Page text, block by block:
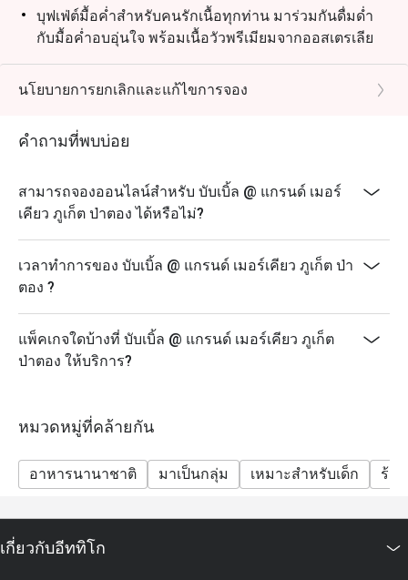
สถานที่: ห้องอาหาร Bubbles, Grand Mercure Phuket
Patong Resort and Villas
บุฟเฟ่ต์มื้อค่ำสำหรับคนรักเนื้อทุกท่าน มาร่วมกันดื่มด่ำ
กับมื้อค่ำอบอุ่นใจ พร้อมเนื้อวัวพรีเมียมจากออสเตรเลีย
ย่างอย่างพิถีพิถัน, ซีฟู้ดสดใหม่บนน้ำแข็ง, เมนูอินเดีย
รสชาติจัดจ้าน และซูชิ & ซาชิมิสดใหม่ ทุกอย่างเพียง
วันที่: ทุกวันพุธ
เวลา: 18:00 – 22:00 น.
ราคา: 890 บาทสุทธิ/ท่าน
ส่วนลดอีททิโกสามารถใช้ได้กับเมนูบุฟเฟ่ต์เท่านั้น ไม่
ราคาสุทธิรวมภาษีและค่าบริการแล้ว
เด็กอายุ 4–12 ปี รับส่วนลด 50% เด็กอายุต่ำกว่า 4 ปี รับ
(Seafood Night), วันพุธ (Let's Meat Wednesday) และวัน
ศุกร์ (Grand Seafood Buffet)
แนะนำให้สำรองที่นั่งล่วงหน้า โดยเฉพาะสำหรับกลุ่ม
ใหญ่
รายการอาหารอาจมีการเปลี่ยนแปลงตามฤดูกาลและ
วัตถุดิบสด
นโยบายการยกเลิกและแก้ไขการจอง
คำถามที่พบบ่อย
สามารถจองออนไลน์สำหรับ บับเบิ้ล @ แกรนด์ เมอร์
เคียว ภูเก็ต ป่าตอง ได้หรือไม่?
เวลาทำการของ บับเบิ้ล @ แกรนด์ เมอร์เคียว ภูเก็ต ป่า
ตอง ?
แพ็คเกจใดบ้างที่ บับเบิ้ล @ แกรนด์ เมอร์เคียว ภูเก็ต
ป่าตอง ให้บริการ?
หมวดหมู่ที่คล้ายกัน
อาหารนานาชาติ มาเป็นกลุ่ม เหมาะสำหรับเด็ก ร้า
เกี่ยวกับอีททิโก